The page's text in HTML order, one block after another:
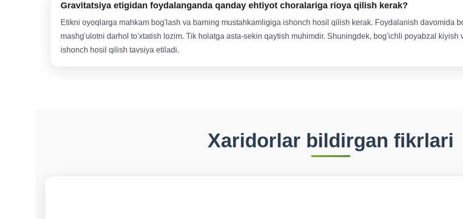
Gravitatsiya etigidan foydalanganda qanday ehtiyot choralariga rioya qilish kerak?
Etikni oyoqlarga mahkam bog'lash va barning mustahkamligiga ishonch hosil qilish kerak. Foydalanish davomida
mashg'ulotni darhol to'xtatish lozim. Tik holatga asta-sekin qaytish muhimdir. Shuningdek, bog'ichli poyabzal
ishonch hosil qilish tavsiya etiladi.
Xaridorlar bildirgan fikrlari